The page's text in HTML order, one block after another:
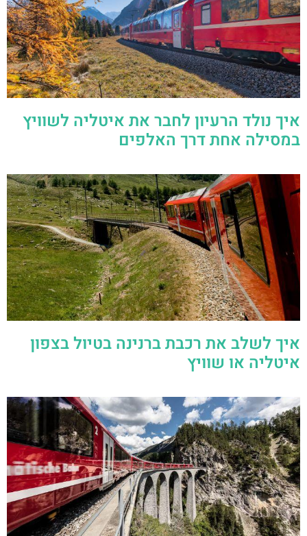
איך נולד הרעיון לחבר את איטליה לשוויץ
במסילה אחת דרך האלפים
איך לשלב את רכבת ברנינה בטיול בצפון
איטליה או שוויץ